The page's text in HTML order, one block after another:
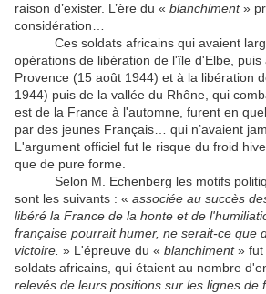
raison d’exister. L’ère du « blanchiment»
considération…
Ces soldats africains qui avaient
opérations de libération de l'île d'Elbe,
Provence (15 août 1944) et à la libération
1944) puis de la vallée du Rhône, qui
est de la France à l'automne, furent en
par des jeunes Français… qui n’avaient
L'argument officiel fut le risque du froid
que de pure forme.
Selon M. Echenberg les motifs
sont les suivants : « associée au succès
libéré la France de la honte et de
française pourrait humer, ne serait-ce que
victoire. » L'épreuve du « blanchiment» fut
soldats africains, qui étaient au nombre
relevés de leurs positions sur les lignes de